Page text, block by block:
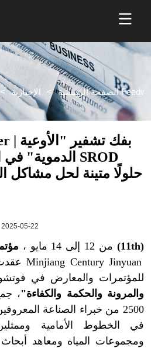
الصفحة الرئيسية > الإخبارية >
2025-05-22